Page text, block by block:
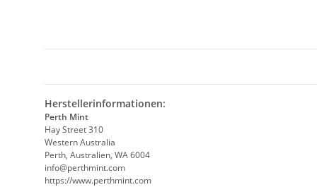
Herstellerinformationen:
Perth Mint
Hay Street 310
Western Australia
Perth, Australien, WA 6004
info@perthmint.com
https://www.perthmint.com